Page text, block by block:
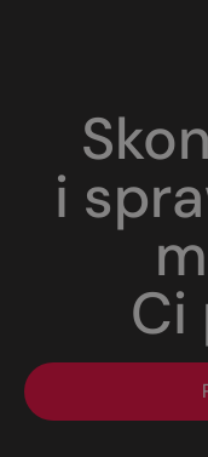
i
Ci